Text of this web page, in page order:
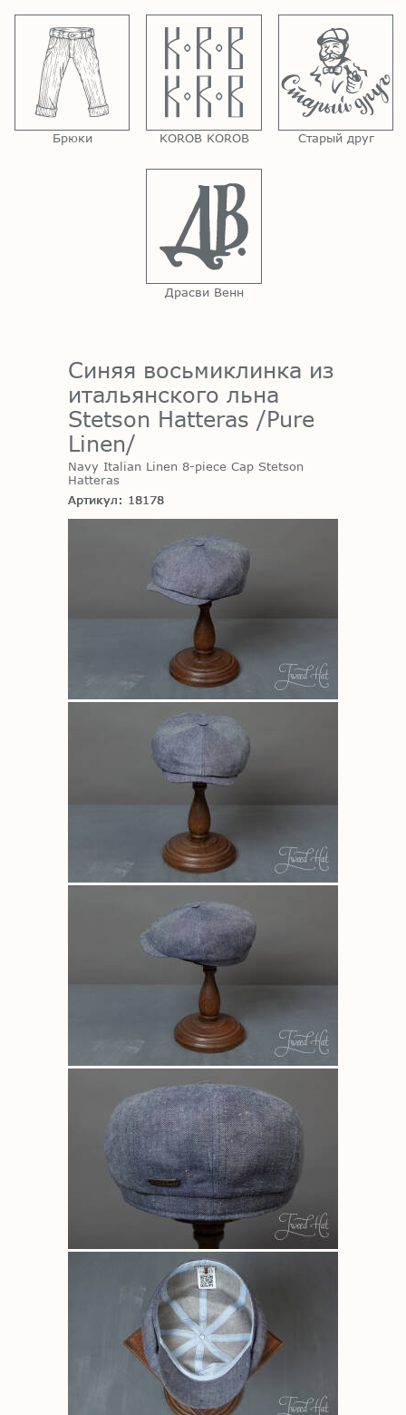
Брюки KOROB KOROB Старый друг
Драсви Венн
Синяя восьмиклинка из
итальянского льна
Stetson Hatteras /Pure
Linen/
Navy Italian Linen 8-piece Cap Stetson
Hatteras
Артикул: 18178